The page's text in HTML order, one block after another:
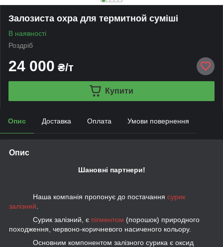
Залозиста охра для термитной суміші
В наявності
Роздріб
24 000 ₴/т
Купити
Опис Доставка Оплата Умови повернення
Опис
Шановні партнери!
Наша компанія пропонує до постачання сурик
залізний
Сурик залізний, є пігментом (порошок) природного
походження, червоно-коричневого насиченого кольору.
Основним компонентом залізного сурика є оксид